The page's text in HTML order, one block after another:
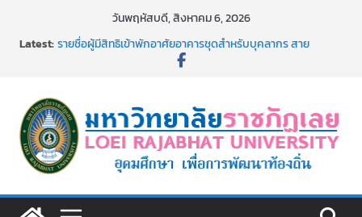
วันพฤหัสบดี, สิงหาคม 6, 2026
Latest:รายชื่อผู้มีสิทธิเข้าพักอาศัยอาคารชุดสำหรับบุคลากร สาย
สนับสนุน สังกัดมหาวิทยาลัยราชภัฏเลย ครั้งที่ 2/2569
๑,๙๗๒ ชุด โดยวิธีเฉพาะเจาะจง
ม.ราชภัฏเลย จัดกิจกรรมจิตอาสาบำเพ็ญสาธารณประโยชน์ และ
บำเพ็ญสาธารณกุศล 69
รายชื่อผู้ผ่านการสอบแข่งขันเพื่อเป็นลูกจ้างชั่วคราว (รายวัน)
สังกัดมหาวิทยาลัยราชภัฏเลย ด้วยเงินนอกงบประมาณ ประเภท